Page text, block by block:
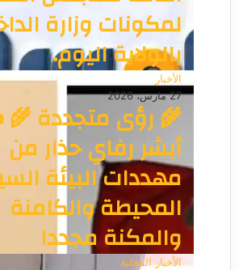
لمكونات وزارة
بالولاية اليوم.
الأخبار
27 مارس، 2026
🌾 رؤى متجددة
أبشر رفاي حذار من
مهددات البيئة
المحيطة والكامنة
والمكنة مجددا
الأخبار المحلية